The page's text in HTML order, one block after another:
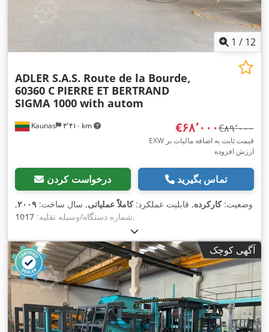
1 / 12
Kaunas ۳٬۴۱۰ km
ADLER S.A.S. Route de la Bourde,
60360 C PIERRE ET BERTRAND
SIGMA 1000 with autom
‎€۶۸٬۰۰۰ ‎€۸۹٬۰۰۰
EXW قیمت ثابت به اضافه مالیات بر
ارزش افزوده
درخواست کردن تماس بگیرید
وضعیت:کارکرده, قابلیت عملکرد:کاملاً عملیاتی, سال ساخت: ۲۰۰۹,
شماره دستگاه/وسیله نقلیه: 1017 ,
آگهی کوچک